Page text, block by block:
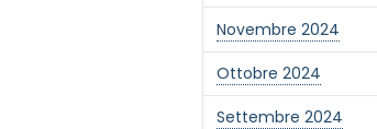
Novembre 2024
Ottobre 2024
Settembre 2024